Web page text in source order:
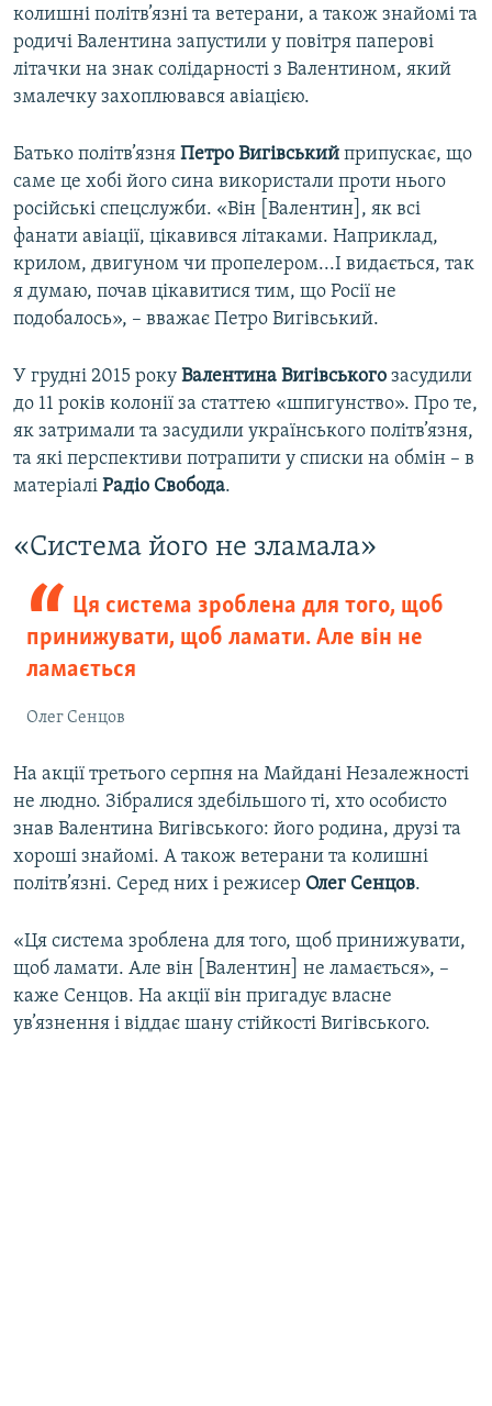
колишні політв’язні та ветерани, а також знайомі та
родичі Валентина запустили у повітря паперові
літачки на знак солідарності з Валентином, який
змалечку захоплювався авіацією.
Батько політв’язня Петро Вигівський припускає, що
саме це хобі його сина використали проти нього
російські спецслужби. «Він [Валентин], як всі
фанати авіації, цікавився літаками. Наприклад,
крилом, двигуном чи пропелером...І видається, так
я думаю, почав цікавитися тим, що Росії не
подобалось», – вважає Петро Вигівський.
У грудні 2015 року Валентина Вигівського засудили
до 11 років колонії за статтею «шпигунство». Про те,
як затримали та засудили українського політв’язня,
та які перспективи потрапити у списки на обмін – в
матеріалі Радіо Свобода.
«Система його не зламала»
Ця система зроблена для того, щоб
принижувати, щоб ламати. Але він не
ламається
Олег Сенцов
На акції третього серпня на Майдані Незалежності
не людно. Зібралися здебільшого ті, хто особисто
знав Валентина Вигівського: його родина, друзі та
хороші знайомі. А також ветерани та колишні
політв’язні. Серед них і режисер Олег Сенцов.
«Ця система зроблена для того, щоб принижувати,
щоб ламати. Але він [Валентин] не ламається», –
каже Сенцов. На акції він пригадує власне
ув’язнення і віддає шану стійкості Вигівського.